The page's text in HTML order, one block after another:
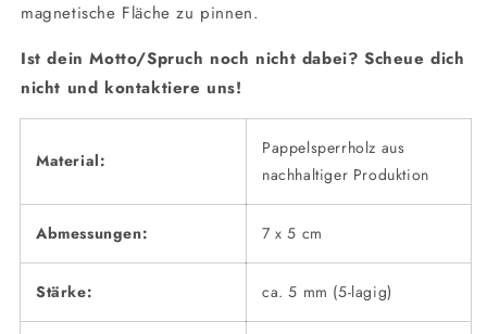
magnetische Fläche zu pinnen.
Ist dein Motto/Spruch noch nicht dabei? Scheue dich
nicht und kontaktiere uns!
Material:
Pappelsperrholz aus
nachhaltiger Produktion
Abmessungen: 7 x 5 cm
Stärke: ca. 5 mm (5-lagig)